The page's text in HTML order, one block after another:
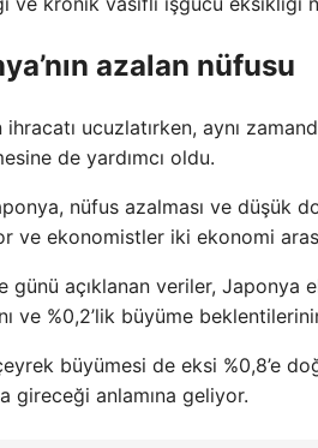
azalan nüfusu
ihracatı ucuzlatırken, aynı
de yardımcı oldu.
nüfus azalması ve düşük
ve ekonomistler iki ekonomi
günü açıklanan veriler, Japonya
ve %0,2’lik büyüme
büyümesi de eksi %0,8’e
gireceği anlamına geliyor.